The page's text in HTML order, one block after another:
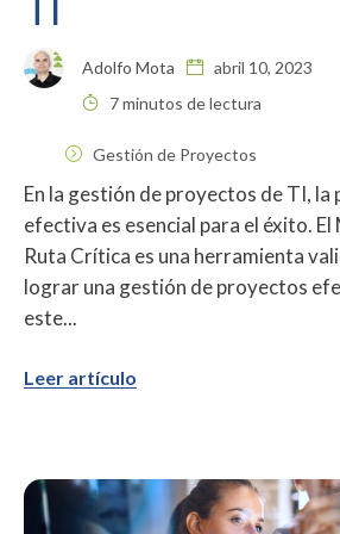
Adolfo Mota
abril 10, 2023
7 minutos de lectura
Gestión de Proyectos
En la gestión de proyectos de TI, la
efectiva es esencial para el éxito.
Ruta Crítica es una herramienta
lograr una gestión de proyectos
este...
Leer artículo